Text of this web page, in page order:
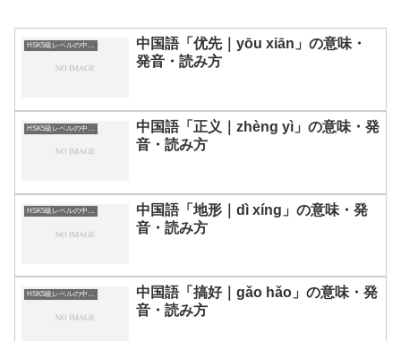
中国語「优先｜yōu xiān」の意味・
発音・読み方
中国語「正义｜zhèng yì」の意味・発
音・読み方
HSK5級レベルの中国語
中国語「地形｜dì xíng」の意味・発
音・読み方
HSK5級レベルの中国語
中国語「搞好｜gǎo hǎo」の意味・発
音・読み方